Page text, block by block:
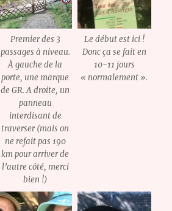
Premier des 3
passages à niveau.
À gauche de la
porte, une marque
de GR. A droite, un
panneau
interdisant de
traverser (mais on
ne refait pas 190
km pour arriver de
l’autre côté, merci
bien !)
Le début est ici !
Donc ça se fait en
10-11 jours
« normalement ».